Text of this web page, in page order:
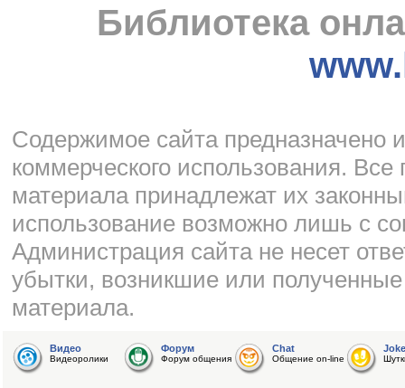
Библиотека
Cодержимое сайта предназначено
коммерческого использования.
материала принадлежат их
использование возможно лишь с
Администрация сайта не несет
убытки, возникшие или
материала.
Видео
Видеоролики
Форум
Форум общения
Chat
Общение on-line
Joke